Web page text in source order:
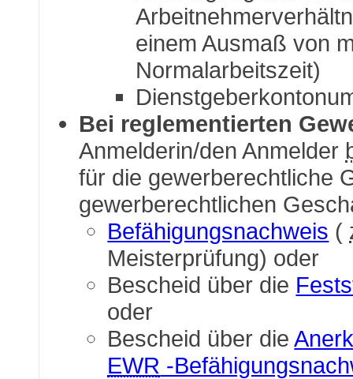
einem Ausmaß von
Normalarbeitszeit)
Bei reglementierten
Anmelderin/den Anmelder
für die gewerberechtliche
gewerberechtlichen
Befähigungsnachweis (
Meisterprüfung) oder
Bescheid über die
oder
Bescheid über die
EWR -